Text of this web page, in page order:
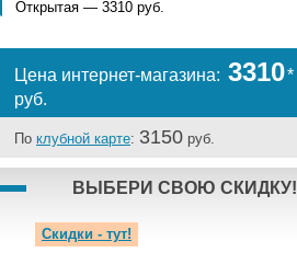
Великий Новгород:
Под заказ
Нальчик:
Под заказ
Самара:
Тверь:
Под заказ
Тюмень:
Под заказ
Цена интернет-магазина: 3310*
руб.
По клубной карте: 3150 руб.
ВЫБЕРИ СВОЮ СКИДКУ!
Скидки - тут!